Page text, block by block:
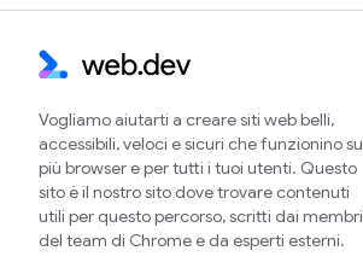
Vogliamo aiutarti a creare siti web belli,
accessibili, veloci e sicuri che funzionino su
più browser e per tutti i tuoi utenti. Questo
sito è il nostro sito dove trovare contenuti
utili per questo percorso, scritti dai membri
del team di Chrome e da esperti esterni.